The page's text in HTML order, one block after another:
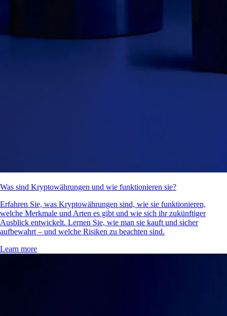
Was sind Kryptowährungen und wie funktionieren sie?
Erfahren Sie, was Kryptowährungen sind, wie sie funktionieren,
welche Merkmale und Arten es gibt und wie sich ihr zukünftiger
Ausblick entwickelt. Lernen Sie, wie man sie kauft und sicher
aufbewahrt – und welche Risiken zu beachten sind.
Learn more